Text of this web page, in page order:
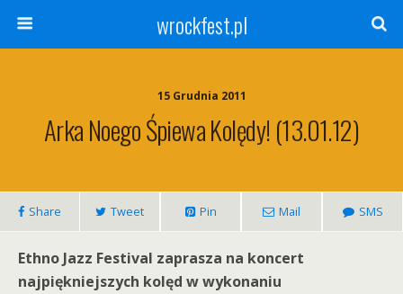
wrockfest.pl
15 Grudnia 2011
Arka Noego Śpiewa Kolędy! (13.01.12)
Share Tweet Pin Mail SMS
Ethno Jazz Festival zaprasza na koncert
najpiękniejszych kolęd w wykonaniu